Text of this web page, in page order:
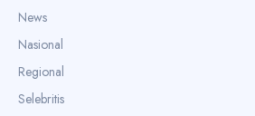
News
Nasional
Regional
Selebritis